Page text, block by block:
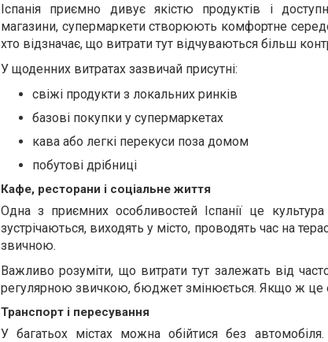
Іспанія приємно дивує якістю продуктів і
магазини, супермаркети створюють комфортне
хто відзначає, що витрати тут відчуваються більш
У щоденних витратах зазвичай присутні:
свіжі продукти з локальних ринків
базові покупки у супермаркетах
кава або легкі перекуси поза домом
побутові дрібниці
Кафе, ресторани і соціальне життя
Одна з приємних особливостей Іспанії це
зустрічаються, виходять у місто, проводять час на
звичною.
Важливо розуміти, що витрати тут залежать від
регулярною звичкою, бюджет змінюється. Якщо ж це
Транспорт і пересування
У багатьох містах можна обійтися без